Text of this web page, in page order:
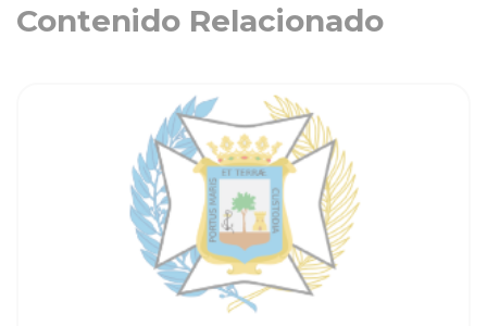
Contenido Relacionado